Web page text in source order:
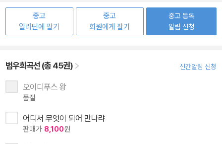
중고
알라딘에 팔기
중고
회원에게 팔기
중고 등록
알림 신청
범우희곡선 (총 45권) 신간알림 신청
오이디푸스 왕
품절
어디서 무엇이 되어 만나랴
판매가 8,100원